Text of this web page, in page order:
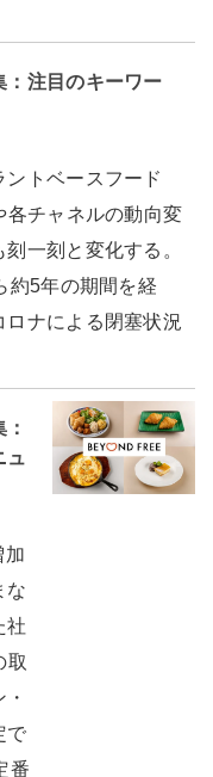
：注目のキーワー
トベースフード
各チャネルの動向変
一刻と変化する。
約5年の期間を経
ロナによる閉塞状況
ュ
な
社
取
で
番